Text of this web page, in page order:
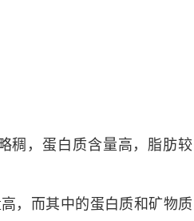
稠，蛋白质含量高，脂肪较
，而其中的蛋白质和矿物质